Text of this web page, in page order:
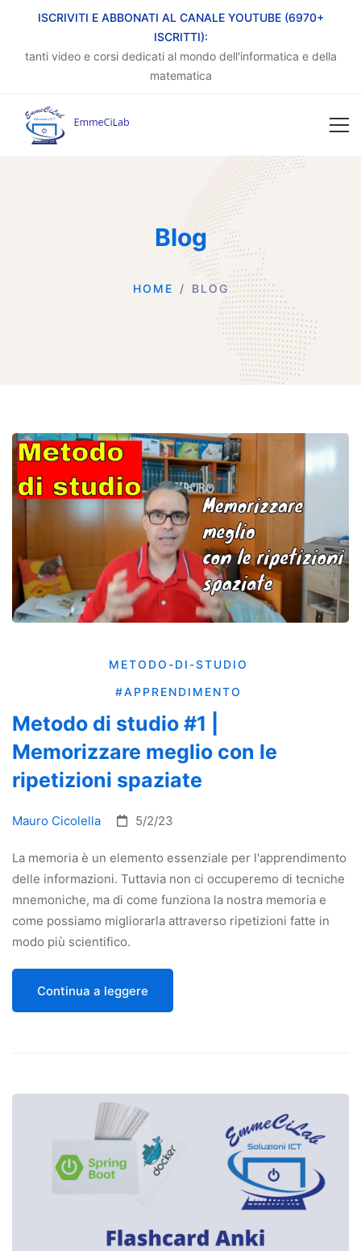
ISCRIVITI E ABBONATI AL CANALE YOUTUBE (6970+
ISCRITTI):
tanti video e corsi dedicati al mondo dell'informatica e della
matematica
Blog
HOME BLOG
METODO-DI-STUDIO
#APPRENDIMENTO
Metodo di studio #1 |
Memorizzare meglio con le
ripetizioni spaziate
Mauro Cicolella 5/2/23
La memoria è un elemento essenziale per l'apprendimento
delle informazioni. Tuttavia non ci occuperemo di tecniche
mnemoniche, ma di come funziona la nostra memoria e
come possiamo migliorarla attraverso ripetizioni fatte in
modo più scientifico.
Continua a leggere